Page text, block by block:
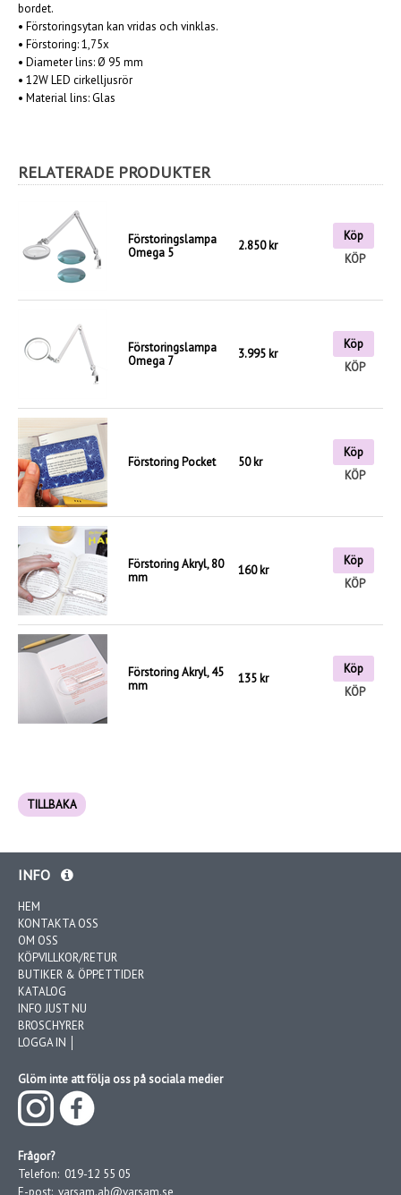
bordet.
• Förstoringsytan kan vridas och vinklas.
• Förstoring: 1,75x
• Diameter lins: Ø 95 mm
• 12W LED cirkelljusrör
• Material lins: Glas
RELATERADE PRODUKTER
Förstoringslampa
Omega 5
2.850 kr
Köp
KÖP
Förstoringslampa
Omega 7
3.995 kr
Köp
KÖP
Förstoring Pocket 50 kr
Köp
KÖP
Förstoring Akryl, 80
mm
160 kr
Köp
KÖP
Förstoring Akryl, 45
mm
135 kr
Köp
KÖP
TILLBAKA
INFO
HEM
KONTAKTA OSS
OM OSS
KÖPVILLKOR/RETUR
BUTIKER & ÖPPETTIDER
KATALOG
INFO JUST NU
BROSCHYRER
LOGGA IN │
Glöm inte att följa oss på sociala medier
Frågor?
Telefon: 019-12 55 05